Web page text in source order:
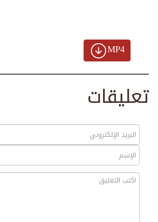
MP4
تعليقات